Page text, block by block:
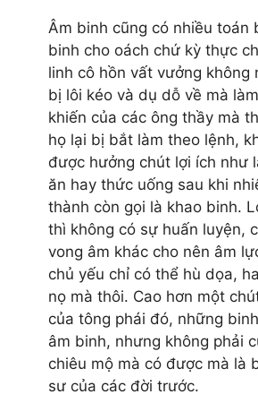
Âm binh cũng có nhiều toán
binh cho oách chứ kỳ thực
linh cô hồn vất vưởng không
bị lôi kéo và dụ dỗ về mà
khiến của các ông thầy mà
họ lại bị bắt làm theo lệnh,
được hưởng chút lợi ích như
ăn hay thức uống sau khi
thành còn gọi là khao binh.
thì không có sự huấn luyện,
vong âm khác cho nên âm
chủ yếu chỉ có thể hù dọa,
nọ mà thôi. Cao hơn một
của tông phái đó, những
âm binh, nhưng không phải
chiêu mộ mà có được mà là
sư của các đời trước.